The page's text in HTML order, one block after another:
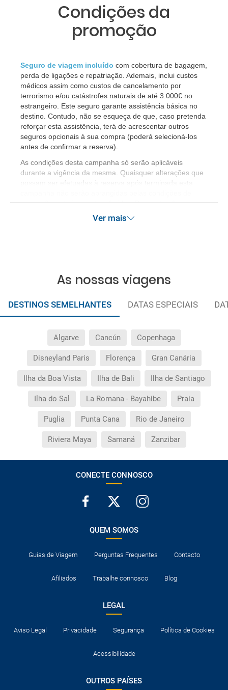
Condições da
promoção
Seguro de viagem incluído com cobertura de bagagem,
perda de ligações e repatriação. Ademais, inclui custos
médicos assim como custos de cancelamento por
terrorismo e/ou catástrofes naturais de até 3.000€ no
estrangeiro. Este seguro garante assistência básica no
destino. Contudo, não se esqueça de que, caso pretenda
reforçar esta assistência, terá de acrescentar outros
seguros opcionais à sua compra (poderá selecioná-los
antes de confirmar a reserva).
​As condições desta campanha só serão aplicáveis
durante a vigência da mesma. Quaisquer alterações que
possam ser efetuadas à reserva após terminada esta
Ver mais
As nossas viagens
DESTINOS SEMELHANTES DATAS ESPECIAIS
Algarve Cancún Copenhaga
Disneyland Paris Florença Gran Canária
Ilha da Boa Vista Ilha de Bali Ilha de Santiago
Ilha do Sal La Romana - Bayahibe Praia
Puglia Punta Cana Rio de Janeiro
Riviera Maya Samaná Zanzibar
CONECTE CONNOSCO
QUEM SOMOS
Guias de Viagem Perguntas Frequentes Contacto
Afiliados Trabalhe connosco Blog
LEGAL
Aviso Legal Privacidade Segurança Política de Cookies
Acessibilidade
OUTROS PAÍSES